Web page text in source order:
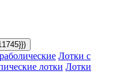
Лотки с
лотки Лотки